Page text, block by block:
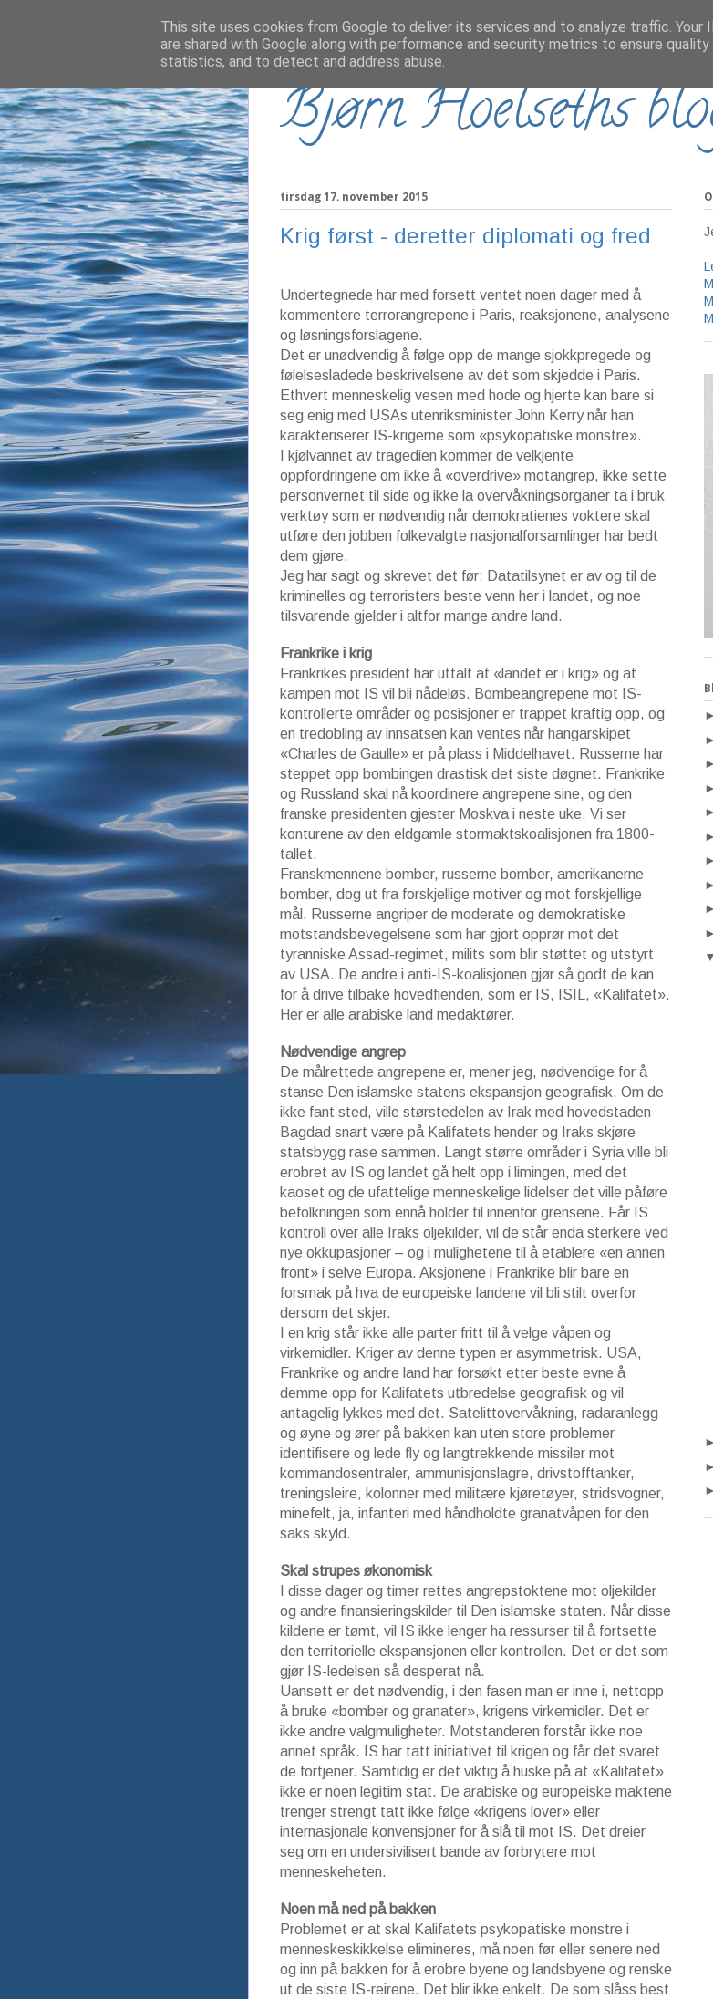
Bjørn Hoelseths
tirsdag 17. november 2015
Krig først - deretter diplomati og fred
Undertegnede har med forsett ventet noen dager med å
kommentere terrorangrepene i Paris, reaksjonene, analysene
og løsningsforslagene.
Det er unødvendig å følge opp de mange sjokkpregede og
følelsesladede beskrivelsene av det som skjedde i Paris.
Ethvert menneskelig vesen med hode og hjerte kan bare si
seg enig med USAs utenriksminister John Kerry når han
karakteriserer IS-krigerne som «psykopatiske monstre».
I kjølvannet av tragedien kommer de velkjente
oppfordringene om ikke å «overdrive» motangrep, ikke sette
personvernet til side og ikke la overvåkningsorganer ta i bruk
verktøy som er nødvendig når demokratienes voktere skal
utføre den jobben folkevalgte nasjonalforsamlinger har bedt
dem gjøre.
Jeg har sagt og skrevet det før: Datatilsynet er av og til de
kriminelles og terroristers beste venn her i landet, og noe
tilsvarende gjelder i altfor mange andre land.
Frankrike i krig
Frankrikes president har uttalt at «landet er i krig» og at
kampen mot IS vil bli nådeløs. Bombeangrepene mot IS-
kontrollerte områder og posisjoner er trappet kraftig opp, og
en tredobling av innsatsen kan ventes når hangarskipet
«Charles de Gaulle» er på plass i Middelhavet. Russerne har
steppet opp bombingen drastisk det siste døgnet. Frankrike
og Russland skal nå koordinere angrepene sine, og den
franske presidenten gjester Moskva i neste uke. Vi ser
konturene av den eldgamle stormaktskoalisjonen fra 1800-
tallet.
Franskmennene bomber, russerne bomber, amerikanerne
bomber, dog ut fra forskjellige motiver og mot forskjellige
mål. Russerne angriper de moderate og demokratiske
motstandsbevegelsene som har gjort opprør mot det
tyranniske Assad-regimet, milits som blir støttet og utstyrt
av USA. De andre i anti-IS-koalisjonen gjør så godt de kan
for å drive tilbake hovedfienden, som er IS, ISIL, «Kalifatet».
Her er alle arabiske land medaktører.
Nødvendige angrep
De målrettede angrepene er, mener jeg, nødvendige for å
stanse Den islamske statens ekspansjon geografisk. Om de
ikke fant sted, ville størstedelen av Irak med hovedstaden
Bagdad snart være på Kalifatets hender og Iraks skjøre
statsbygg rase sammen. Langt større områder i Syria ville bli
erobret av IS og landet gå helt opp i limingen, med det
kaoset og de ufattelige menneskelige lidelser det ville påføre
befolkningen som ennå holder til innenfor grensene. Får IS
kontroll over alle Iraks oljekilder, vil de står enda sterkere ved
nye okkupasjoner – og i mulighetene til å etablere «en annen
front» i selve Europa. Aksjonene i Frankrike blir bare en
forsmak på hva de europeiske landene vil bli stilt overfor
dersom det skjer.
I en krig står ikke alle parter fritt til å velge våpen og
virkemidler. Kriger av denne typen er asymmetrisk. USA,
Frankrike og andre land har forsøkt etter beste evne å
demme opp for Kalifatets utbredelse geografisk og vil
antagelig lykkes med det. Satelittovervåkning, radaranlegg
og øyne og ører på bakken kan uten store problemer
identifisere og lede fly og langtrekkende missiler mot
kommandosentraler, ammunisjonslagre, drivstofftanker,
treningsleire, kolonner med militære kjøretøyer, stridsvogner,
minefelt, ja, infanteri med håndholdte granatvåpen for den
saks skyld.
Skal strupes økonomisk
I disse dager og timer rettes angrepstoktene mot oljekilder
og andre finansieringskilder til Den islamske staten. Når disse
kildene er tømt, vil IS ikke lenger ha ressurser til å fortsette
den territorielle ekspansjonen eller kontrollen. Det er det som
gjør IS-ledelsen så desperat nå.
Uansett er det nødvendig, i den fasen man er inne i, nettopp
å bruke «bomber og granater», krigens virkemidler. Det er
ikke andre valgmuligheter. Motstanderen forstår ikke noe
annet språk. IS har tatt initiativet til krigen og får det svaret
de fortjener. Samtidig er det viktig å huske på at «Kalifatet»
ikke er noen legitim stat. De arabiske og europeiske maktene
trenger strengt tatt ikke følge «krigens lover» eller
internasjonale konvensjoner for å slå til mot IS. Det dreier
seg om en undersivilisert bande av forbrytere mot
menneskeheten.
Noen må ned på bakken
Problemet er at skal Kalifatets psykopatiske monstre i
menneskeskikkelse elimineres, må noen før eller senere ned
og inn på bakken for å erobre byene og landsbyene og renske
ut de siste IS-reirene. Det blir ikke enkelt. De som slåss best
This site uses cookies from Google to deliver its services and to analyze traffic. Your
are shared with Google along with performance and security metrics to ensure
statistics, and to detect and address abuse.